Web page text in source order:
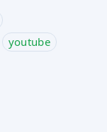
youtube